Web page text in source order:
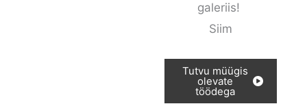
galeriis!
Siim
Tutvu müügis
olevate
töödega